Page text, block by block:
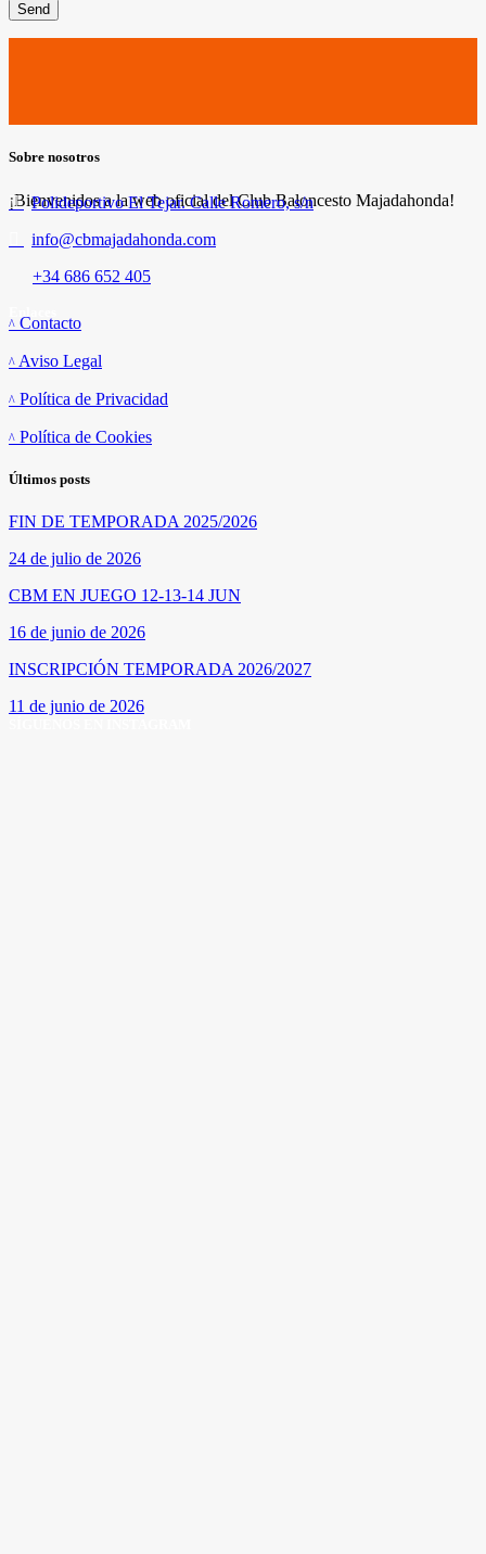
Send
Sobre nosotros
¡Bienvenidos a la web oficial del Club Baloncesto Majadahonda!
Polideportivo El Tejar. Calle Romero, s/n
info@cbmajadahonda.com
+34 686 652 405
Contacto
Aviso Legal
Política de Privacidad
Política de Cookies
Últimos posts
FIN DE TEMPORADA 2025/2026
24 de julio de 2026
CBM EN JUEGO 12-13-14 JUN
16 de junio de 2026
INSCRIPCIÓN TEMPORADA 2026/2027
11 de junio de 2026